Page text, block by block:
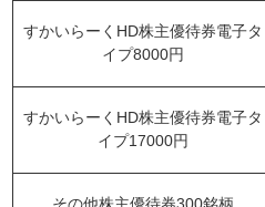
すかいらーくHD株主優待券電子タ
イプ8000円
すかいらーくHD株主優待券電子タ
イプ17000円